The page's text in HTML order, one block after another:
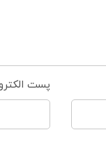
پست